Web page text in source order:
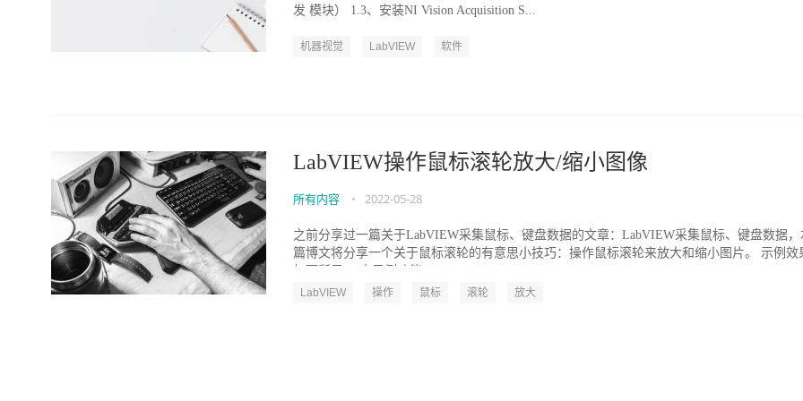
发 模块） 1.3、安装NI Vision Acquisition S...
机器视觉 LabVIEW 软件
LabVIEW操作鼠标滚轮放大/缩小图像
所有内容 • 2022-05-28
之前分享过一篇关于LabVIEW采集鼠标、键盘数据的文章：LabVIEW采集鼠标、键盘数据，
篇博文将分享一个关于鼠标滚轮的有意思小技巧：操作鼠标滚轮来放大和缩小图片。 示例效
LabVIEW 操作 鼠标 滚轮 放大